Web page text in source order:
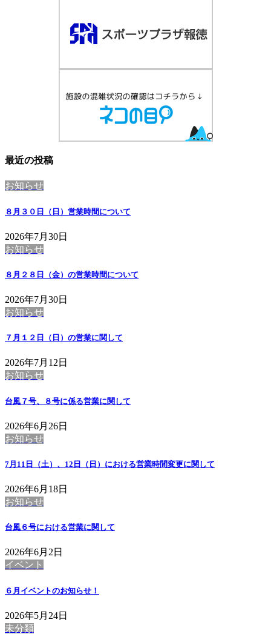
最近の投稿
お知らせ
８月３０日（日）営業時間について
2026年7月30日
お知らせ
８月２８日（金）の営業時間について
2026年7月30日
お知らせ
７月１２日（日）の営業に関して
2026年7月12日
お知らせ
台風７号、８号に係る営業に関して
2026年6月26日
お知らせ
7月11日（土）、12日（日）における営業時間変更に関して
2026年6月18日
お知らせ
台風６号における営業に関して
2026年6月2日
イベント
６月イベントのお知らせ！
2026年5月24日
未分類